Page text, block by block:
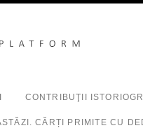
CONTRIBUŢII
CĂRȚI PRIMITE CU